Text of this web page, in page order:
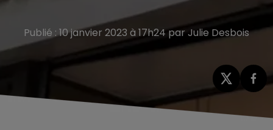
Publié : 10 janvier 2023 à 17h24 par Julie Desbois